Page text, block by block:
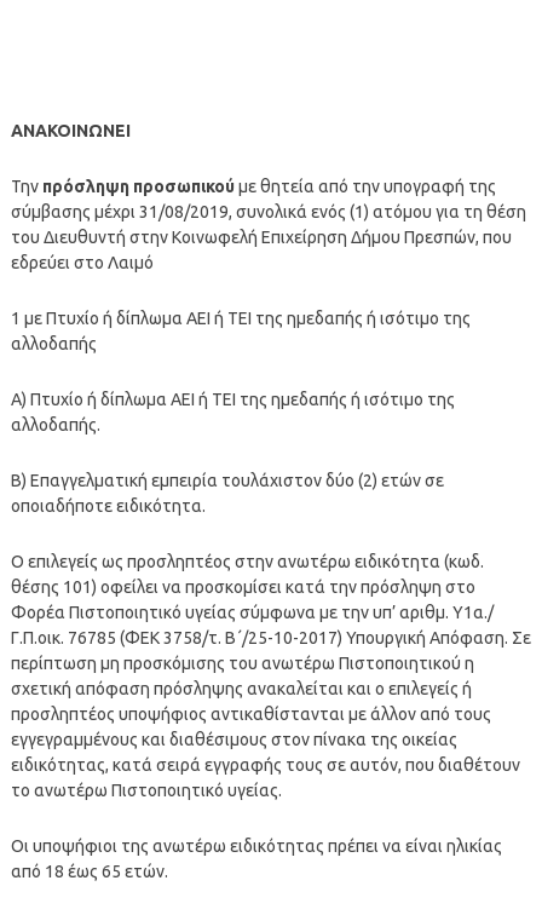
ΑΝΑΚΟΙΝΩΝΕΙ
Την πρόσληψη προσωπικούμε θητεία από την υπογραφή της
σύμβασης μέχρι 31/08/2019, συνολικά ενός (1) ατόμου για τη θέση
του Διευθυντή στην Κοινωφελή Επιχείρηση Δήμου Πρεσπών, που
εδρεύει στο Λαιμό
1 με Πτυχίο ή δίπλωμα ΑΕΙ ή ΤΕΙ της ημεδαπής ή ισότιμο της
αλλοδαπής
Α) Πτυχίο ή δίπλωμα ΑΕΙ ή ΤΕΙ της ημεδαπής ή ισότιμο της
αλλοδαπής.
Β) Επαγγελματική εμπειρία τουλάχιστον δύο (2) ετών σε
οποιαδήποτε ειδικότητα.
Ο επιλεγείς ως προσληπτέος στην ανωτέρω ειδικότητα (κωδ.
θέσης 101) οφείλει να προσκομίσει κατά την πρόσληψη στο
Φορέα Πιστοποιητικό υγείας σύμφωνα με την υπ’ αριθμ. Υ1α./
Γ.Π.οικ. 76785 (ΦΕΚ 3758/τ. Β΄/25-10-2017) Υπουργική Απόφαση. Σε
περίπτωση μη προσκόμισης του ανωτέρω Πιστοποιητικού η
σχετική απόφαση πρόσληψης ανακαλείται και ο επιλεγείς ή
προσληπτέος υποψήφιος αντικαθίστανται με άλλον από τους
εγγεγραμμένους και διαθέσιμους στον πίνακα της οικείας
ειδικότητας, κατά σειρά εγγραφής τους σε αυτόν, που διαθέτουν
το ανωτέρω Πιστοποιητικό υγείας.
Οι υποψήφιοι της ανωτέρω ειδικότητας πρέπει να είναι ηλικίας
από 18 έως 65 ετών.